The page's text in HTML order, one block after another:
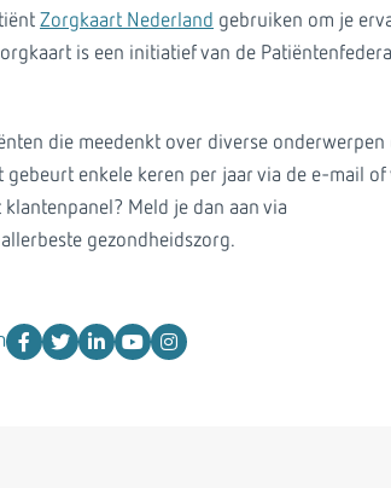
Zorgkaart Nederland gebruiken om je
is een initiatief van de
die meedenkt over diverse onderwerpen
enkele keren per jaar via de e-mail of
Meld je dan aan via
gezondheidszorg.